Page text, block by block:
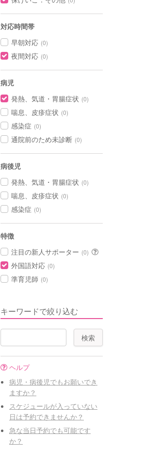
対応時間帯
早朝対応 (0)
夜間対応 (0)
病児
発熱、気道・胃腸症状 (0)
喘息、皮疹症状 (0)
感染症 (0)
通院前のため未診断 (0)
病後児
発熱、気道・胃腸症状 (0)
喘息、皮疹症状 (0)
感染症 (0)
特徴
注目の新人サポーター (0)
外国語対応 (0)
準育児師 (0)
キーワードで絞り込む
ヘルプ
病児・病後児でもお願いでき
ますか？
スケジュールが入っていない
日は予約できませんか？
急な当日予約でも可能です
か？